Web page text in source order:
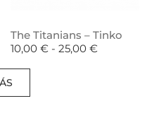
The Titanians – Tinko
10,00 € - 25,00 €